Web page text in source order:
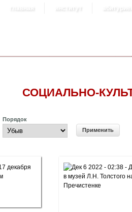
главная институт
СОЦИАЛЬНО-
Порядок